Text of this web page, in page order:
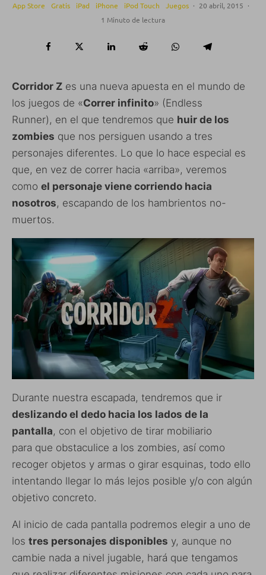
App Store
Gratis iPad iPhone iPod Touch Juegos · 20 abril, 2015 ·
1 Minuto de lectura
Corridor Z es una nueva apuesta en el mundo de
los juegos de «Correr infinito» (Endless
Runner), en el que tendremos que huir de los
zombies que nos persiguen usando a tres
personajes diferentes. Lo que lo hace especial es
que, en vez de correr hacia «arriba», veremos
como el personaje viene corriendo hacia
nosotros, escapando de los hambrientos no-
muertos.
Durante nuestra escapada, tendremos que ir
deslizando el dedo hacia los lados de la
pantalla, con el objetivo de tirar mobiliario
para que obstaculice a los zombies, así como
recoger objetos y armas o girar esquinas, todo ello
intentando llegar lo más lejos posible y/o con algún
objetivo concreto.
Al inicio de cada pantalla podremos elegir a uno de
los tres personajes disponibles y, aunque no
cambie nada a nivel jugable, hará que tengamos